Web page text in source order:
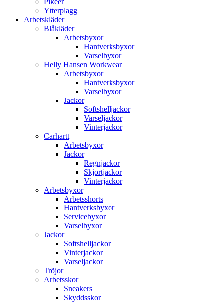
Pikéer
Ytterplagg
Arbetskläder
Blåkläder
Arbetsbyxor
Hantverksbyxor
Varselbyxor
Helly Hansen Workwear
Arbetsbyxor
Hantverksbyxor
Varselbyxor
Jackor
Softshelljackor
Varseljackor
Vinterjackor
Carhartt
Arbetsbyxor
Jackor
Regnjackor
Skjortjackor
Vinterjackor
Arbetsbyxor
Arbetsshorts
Hantverksbyxor
Servicebyxor
Varselbyxor
Jackor
Softshelljackor
Vinterjackor
Varseljackor
Tröjor
Arbetsskor
Sneakers
Skyddsskor